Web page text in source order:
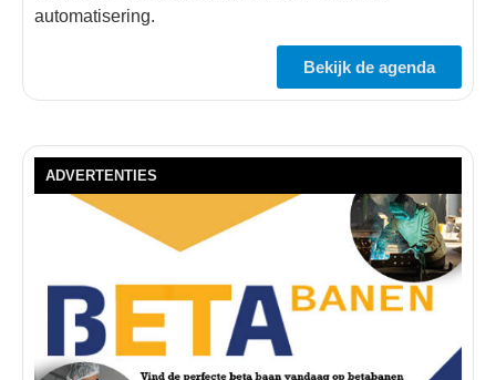
automatisering.
Bekijk de agenda
ADVERTENTIES